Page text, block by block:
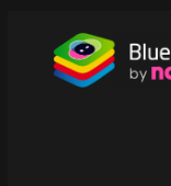
content